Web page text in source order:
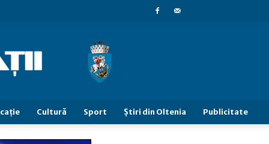
Cultură Sport Știri din Oltenia Publicitate